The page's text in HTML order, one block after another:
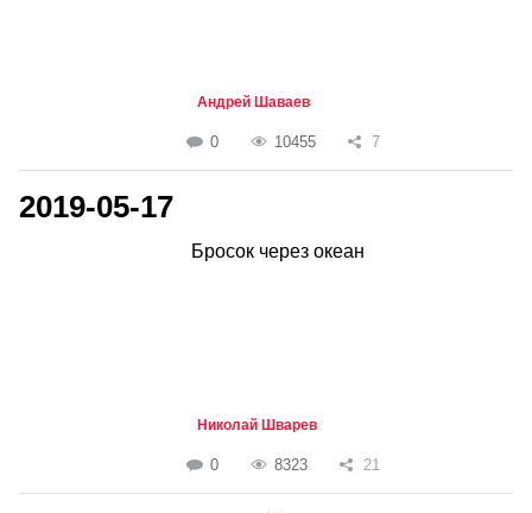
Андрей Шаваев
0 10455 7
2019-05-17
Бросок через океан
Николай Шварев
0 8323 21